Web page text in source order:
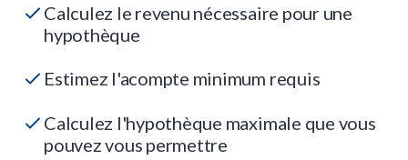
Calculez le revenu nécessaire pour une
hypothèque
Estimez l'acompte minimum requis
Calculez l'hypothèque maximale que vous
pouvez vous permettre